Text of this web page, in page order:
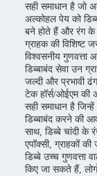
सही समाधान है जो
अल्कोहल पेय को
बने होते हैं और रंग
ग्राहक की विशिष्ट
विश्वसनीय
डिब्बाबंद सेवा उन
जल्दी और प्रभावी
टेक हॉर्स/ओईएम की
सही समाधान है
डिब्बाबंद करने की
साथ, डिब्बे चांदी
एपॉक्सी, ग्राहकों
डिब्बे उच्च गुणवत्ता
किए जा सकते हैं,